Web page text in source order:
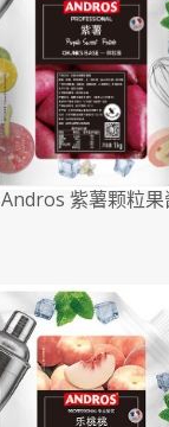
Andros 紫薯颗粒果